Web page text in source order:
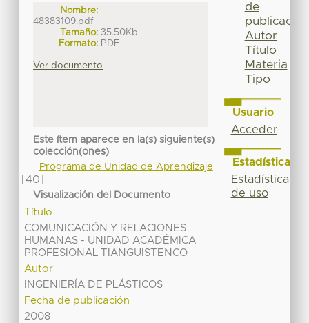
Nombre:
48383109.pdf
Tamaño: 35.50Kb
Formato: PDF
Ver documento
Este ítem aparece en la(s) siguiente(s)
colección(ones)
Programa de Unidad de Aprendizaje
[40]
Visualización del Documento
Título
COMUNICACIÓN Y RELACIONES
HUMANAS - UNIDAD ACADÉMICA
PROFESIONAL TIANGUISTENCO
Autor
INGENIERÍA DE PLÁSTICOS
Fecha de publicación
2008
de
publicación
Autor
Título
Materia
Tipo
Usuario
Acceder
Estadísticas
Estadísticas
de uso